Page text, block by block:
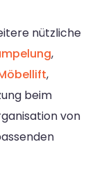
nützliche
,
,
beim
von